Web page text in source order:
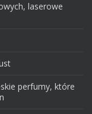
laserowe
perfumy, które